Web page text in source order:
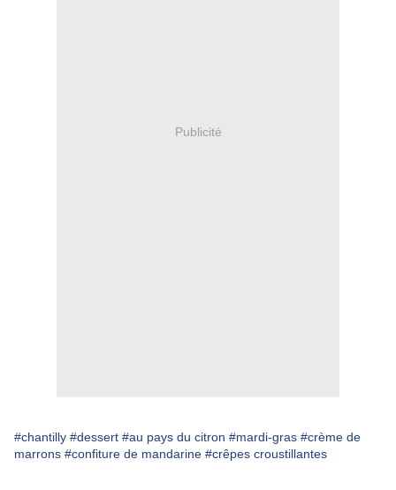
Publicité
#chantilly #dessert #au pays du citron #mardi-gras #crème de
marrons #confiture de mandarine #crêpes croustillantes